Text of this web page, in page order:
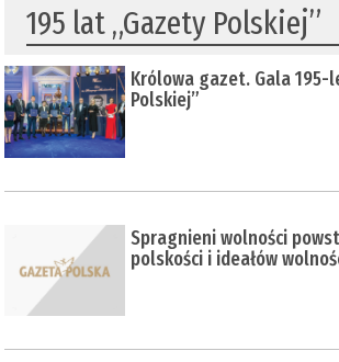
195 lat „Gazety Polskiej”
Królowa gazet. Gala 195-
Polskiej”
Spragnieni wolności
polskości i ideałów